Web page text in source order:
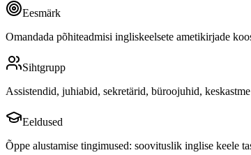
Eesmärk
Omandada põhiteadmisi ingliskeelsete ametikirjade
Sihtgrupp
Assistendid, juhiabid, sekretärid, büroojuhid,
Eeldused
Õppe alustamise tingimused: soovituslik inglise keele